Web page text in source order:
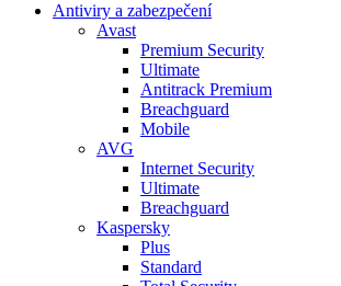
Antiviry a zabezpečení
Avast
Premium Security
Ultimate
Antitrack Premium
Breachguard
Mobile
AVG
Internet Security
Ultimate
Breachguard
Kaspersky
Plus
Standard